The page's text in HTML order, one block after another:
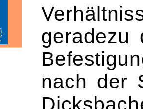
geradezu
nach der